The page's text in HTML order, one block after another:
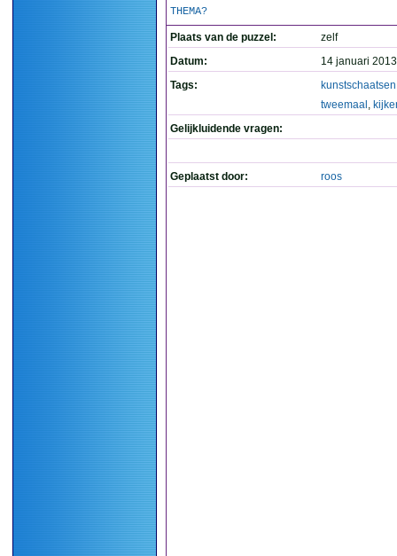
THEMA?
Plaats van de puzzel:
zelf
Datum:
14 januari
Tags:
kunstschaatsen
tweemaal ,
Gelijkluidende vragen:
Geplaatst door: roos